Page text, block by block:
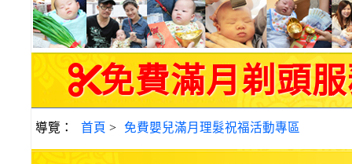
免費滿月剃頭服
導覽： 首頁 > 免費嬰兒滿月理髮祝福活動專區